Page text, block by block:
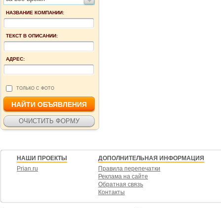
НАЗВАНИЕ КОМПАНИИ:
ТЕКСТ В ОПИСАНИИ:
АДРЕС:
ТОЛЬКО С ФОТО
НАШИ ПРОЕКТЫ
Prian.ru
ДОПОЛНИТЕЛЬНАЯ ИНФОРМАЦИЯ
Правила перепечатки
Реклама на сайте
Обратная связь
Контакты